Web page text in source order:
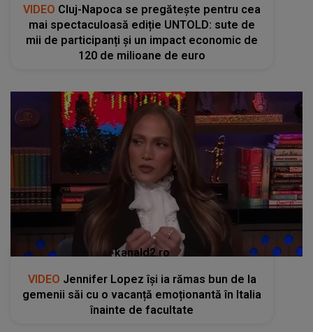
kanald2.ro
VIDEO
Jennifer Lopez își ia rămas bun de la
gemenii săi cu o vacanță emoționantă în Italia
înainte de facultate
RECOMANDĂRI